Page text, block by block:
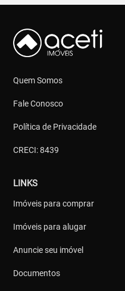
Quem Somos
Fale Conosco
Política de Privacidade
CRECI: 8439
LINKS
Imóveis para comprar
Imóveis para alugar
Anuncie seu imóvel
Documentos